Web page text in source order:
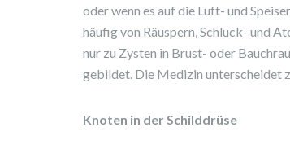
oder wenn es auf die Luft- und
häufig von Räuspern, Schluck- und
nur zu Zysten in Brust- oder
gebildet. Die Medizin unterscheidet
Knoten in der Schilddrüse